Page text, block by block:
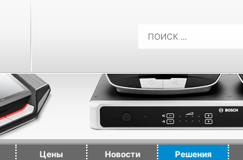
Цены Новости Решения